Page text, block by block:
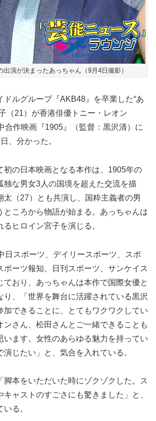
出演が決まったあっちゃん（9月4日撮影）
ルグループ『AKB48』を卒業した“あ
（21）が香港俳優トニー・レオン
合作映画『1905』（監督：黒沢清）に
、分かった。
の日本映画となる本作は、1905年の
独な男女3人の国境を超えた交流を描
太（27）とも共演し、国粋主義者の男
ところから物語が始まる。あっちゃんは
ヒロイン宮子を演じる。
スポーツ、デイリースポーツ、スポ
ポーツ報知、日刊スポーツ、サンケイス
ており、あっちゃんは本作で国際女優と
り、「世界を舞台に活躍されている黒沢
加できることに、とてもワクワクしてい
ンさん、松田さんとご一緒できることも
います。女性のあらゆる魅力を持ってい
演じたい」と、気合を入れている。
本をいただいた時にゾクゾクした。ス
ャストのすごさにも驚きました」と、
る。